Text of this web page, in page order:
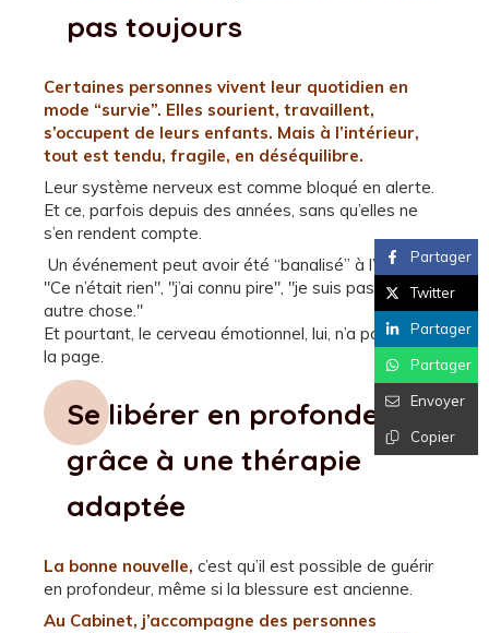
pas toujours
Certaines personnes vivent leur quotidien en
mode “survie”. Elles sourient, travaillent,
s’occupent de leurs enfants. Mais à l’intérieur,
tout est tendu, fragile, en déséquilibre.
Leur système nerveux est comme bloqué en alerte.
Et ce, parfois depuis des années, sans qu’elles ne
s’en rendent compte.
Un événement peut avoir été “banalisé” à l’époque :
"Ce n’était rien", "j’ai connu pire", "je suis passé à
autre chose."
Et pourtant, le cerveau émotionnel, lui, n’a pas tourné
la page.
Se libérer en profondeur
grâce à une thérapie
adaptée
La bonne nouvelle, c’est qu’il est possible de guérir
en profondeur, même si la blessure est ancienne.
Au Cabinet, j’accompagne des personnes
Partager
Twitter
Partager
Partager
Envoyer
Copier